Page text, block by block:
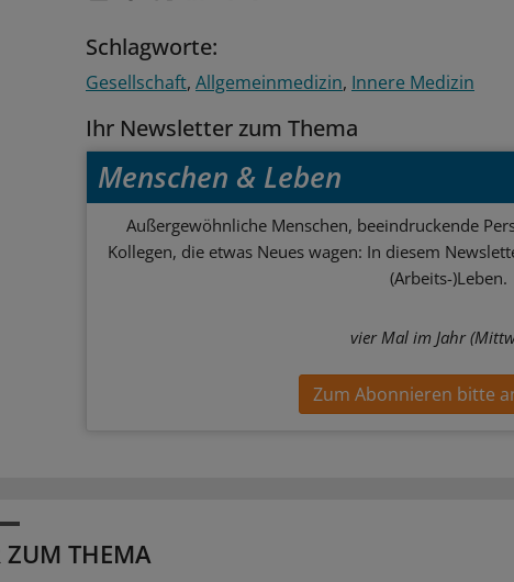
Schlagworte:
Gesellschaft Allgemeinmedizin Innere Medizin
Ihr Newsletter zum Thema
Menschen & Leben
Außergewöhnliche Menschen, beeindruckende
Kollegen, die etwas Neues wagen: In diesem
(Arbeits-)Leben.
vier Mal im Jahr
Zum Abonnieren bitte
ZUM THEMA